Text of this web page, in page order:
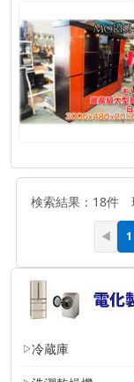
冷蔵庫
検索結果：18件
◀ 1